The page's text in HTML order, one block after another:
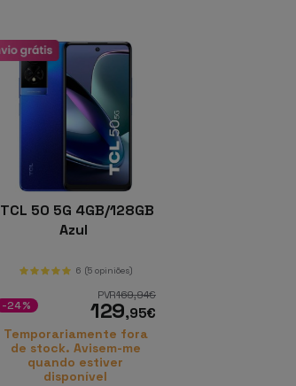
TCL 50 5G 4GB/128GB
Azul
6 (5 opiniões)
PVR169,94€
129,95€
-24%
Temporariamente fora
de stock. Avisem-me
quando estiver
disponível